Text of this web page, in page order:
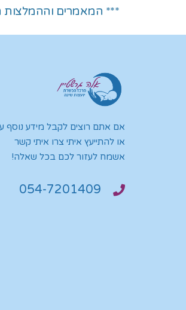
*** המאמרים וההמלצות
אם אתם רוצים לקבל מידע נוסף על
או להתייעץ איתי צרו איתי קשר
אשמח לעזור לכם בכל שאלה!
054-7201409